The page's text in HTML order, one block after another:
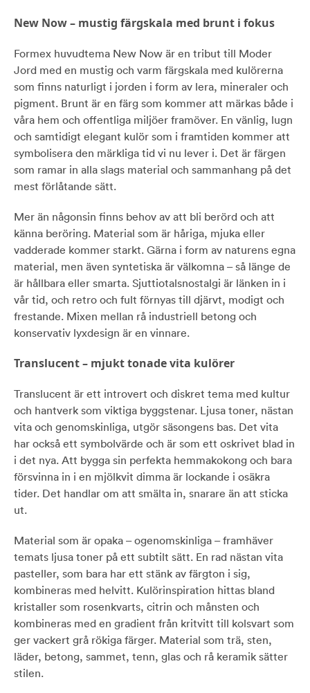
New Now – mustig färgskala med brunt i fokus
Formex huvudtema New Now är en tribut till Moder
Jord med en mustig och varm färgskala med kulörerna
som finns naturligt i jorden i form av lera, mineraler och
pigment. Brunt är en färg som kommer att märkas både i
våra hem och offentliga miljöer framöver. En vänlig, lugn
och samtidigt elegant kulör som i framtiden kommer att
symbolisera den märkliga tid vi nu lever i. Det är färgen
som ramar in alla slags material och sammanhang på det
mest förlåtande sätt.
Mer än någonsin finns behov av att bli berörd och att
känna beröring. Material som är håriga, mjuka eller
vadderade kommer starkt. Gärna i form av naturens egna
material, men även syntetiska är välkomna – så länge de
är hållbara eller smarta. Sjuttiotalsnostalgi är länken in i
vår tid, och retro och fult förnyas till djärvt, modigt och
frestande. Mixen mellan rå industriell betong och
konservativ lyxdesign är en vinnare.
Translucent – mjukt tonade vita kulörer
Translucent är ett introvert och diskret tema med kultur
och hantverk som viktiga byggstenar. Ljusa toner, nästan
vita och genomskinliga, utgör säsongens bas. Det vita
har också ett symbolvärde och är som ett oskrivet blad in
i det nya. Att bygga sin perfekta hemmakokong och bara
försvinna in i en mjölkvit dimma är lockande i osäkra
tider. Det handlar om att smälta in, snarare än att sticka
ut.
Material som är opaka – ogenomskinliga – framhäver
temats ljusa toner på ett subtilt sätt. En rad nästan vita
pasteller, som bara har ett stänk av färgton i sig,
kombineras med helvitt. Kulörinspiration hittas bland
kristaller som rosenkvarts, citrin och månsten och
kombineras med en gradient från kritvitt till kolsvart som
ger vackert grå rökiga färger. Material som trä, sten,
läder, betong, sammet, tenn, glas och rå keramik sätter
stilen.